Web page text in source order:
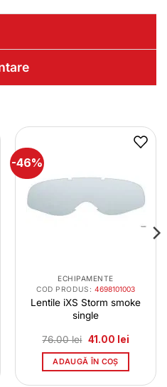
-46%
ECHIPAMENTE
COD PRODUS: 4698101003
Lentile iXS Storm smoke
single
76.00lei Prețul
a
fost:
41.00 leiPrețul
ADAUGĂ ÎN COȘ